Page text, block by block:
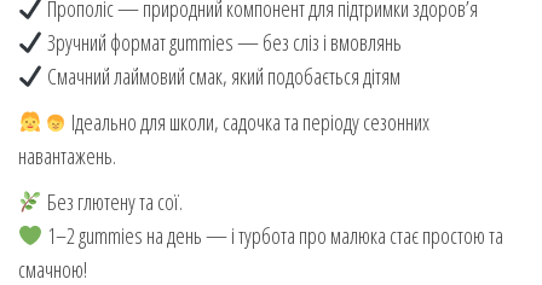
Прополіс — природний компонент для підтримки здоров’я
Зручний формат gummies — без сліз і вмовлянь
Смачний лаймовий смак, який подобається дітям
Ідеально для школи, садочка та періоду сезонних
навантажень.
Без глютену та сої.
1–2 gummies на день — і турбота про малюка стає простою та
смачною!